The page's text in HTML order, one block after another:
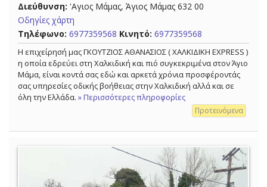
Διεύθυνση: 'Αγιος Μάμας, Άγιος Μάμας 632 00
Οδηγίες χάρτη
Τηλέφωνο: 6977359568 Κινητό: 6977359568
Η επιχείρησή μας ΓΚΟΥΤΖΙΟΣ ΑΘΑΝΑΣΙΟΣ ( ΧΑΛΚΙΔΙΚΗ EXPRESS )
η οποία εδρεύει στη Χαλκιδική και πιό συγκεκριμένα στον Άγιο
Μάμα, είναι κοντά σας εδώ και αρκετά χρόνια προσφέροντάς
σας υπηρεσίες οδικής βοήθειας στην Χαλκιδική αλλά και σε
όλη την Ελλάδα. » Περισσότερες πληροφορίες
Προτεινόμενα